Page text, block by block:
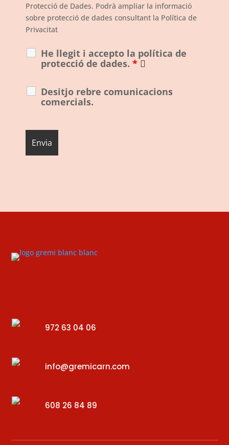
Protecció de Dades. Podrà ampliar la informació
sobre protecció de dades consultant la Política de
Privacitat
He llegit i accepto la política de
protecció de dades. *
Desitjo rebre comunicacions
comercials.
972 63 04 06
info@gremicarn.com
608 26 84 89